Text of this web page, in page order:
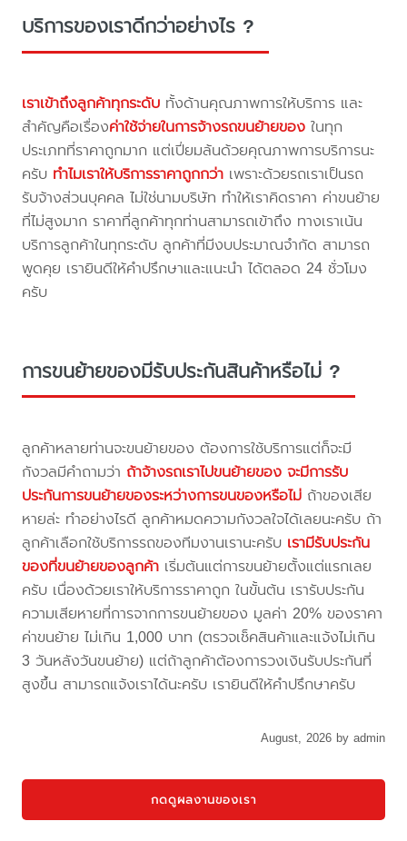
บริการของเราดีกว่าอย่างไร ?
เราเข้าถึงลูกค้าทุกระดับ ทั้งด้านคุณภาพการให้บริการ และ
สำคัญคือเรื่องค่าใช้จ่ายในการจ้างรถขนย้ายของ ในทุก
ประเภทที่ราคาถูกมาก แต่เปี่ยมล้นด้วยคุณภาพการบริการนะ
ครับ ทำไมเราให้บริการราคาถูกกว่า เพราะด้วยรถเราเป็นรถ
รับจ้างส่วนบุคคล ไม่ใช่นามบริษัท ทำให้เราคิดราคา ค่าขนย้าย
ที่ไม่สูงมาก ราคาที่ลูกค้าทุกท่านสามารถเข้าถึง ทางเราเน้น
บริการลูกค้าในทุกระดับ ลูกค้าที่มีงบประมาณจำกัด สามารถ
พูดคุย เรายินดีให้คำปรึกษาและแนะนำ ได้ตลอด 24 ชั่วโมง
ครับ
การขนย้ายของมีรับประกันสินค้าหรือไม่ ?
ลูกค้าหลายท่านจะขนย้ายของ ต้องการใช้บริการแต่ก็จะมี
กังวลมีคำถามว่า ถ้าจ้างรถเราไปขนย้ายของ จะมีการรับ
ประกันการขนย้ายของระหว่างการขนของหรือไม่ ถ้าของเสีย
หายล่ะ ทำอย่างไรดี ลูกค้าหมดความกังวลใจได้เลยนะครับ ถ้า
ลูกค้าเลือกใช้บริการรถของทีมงานเรานะครับ เรามีรับประกัน
ของที่ขนย้ายของลูกค้า เริ่มต้นแต่การขนย้ายตั้งแต่แรกเลย
ครับ เนื่องด้วยเราให้บริการราคาถูก ในขั้นต้น เรารับประกัน
ความเสียหายที่การจากการขนย้ายของ มูลค่า 20% ของราคา
ค่าขนย้าย ไม่เกิน 1,000 บาท (ตรวจเช็คสินค้าและแจ้งไม่เกิน
3 วันหลังวันขนย้าย) แต่ถ้าลูกค้าต้องการวงเงินรับประกันที่
สูงขึ้น สามารถแจ้งเราได้นะครับ เรายินดีให้คำปรึกษาครับ
August, 2026 by admin
กดดูผลงานของเรา